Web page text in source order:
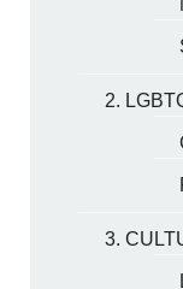
2.
3.